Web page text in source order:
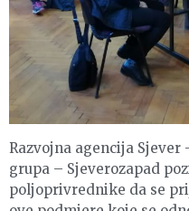
Razvojna agencija
grupa – Sjeverozapad
poljoprivrednike da se